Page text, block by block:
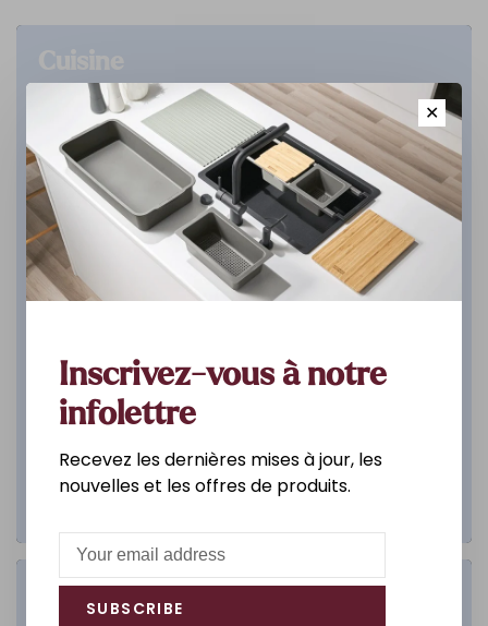
DÉCOUVREZ ✕
Inscrivez-vous à notre
infolettre
Recevez les dernières mises à jour, les
nouvelles et les offres de produits.
SUBSCRIBE